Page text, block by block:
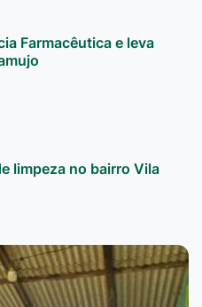
Farmacêutica e leva
limpeza no bairro Vila